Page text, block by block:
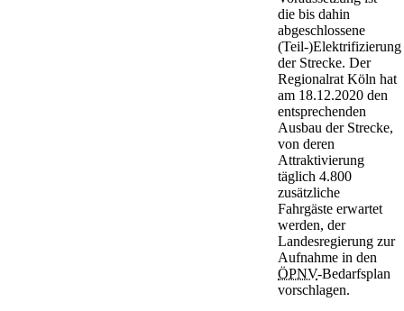
die bis dahin
abgeschlossene
(Teil-)Elektrifizierung
der Strecke. Der
Regionalrat Köln hat
am 18.12.2020 den
entsprechenden
Ausbau der Strecke,
von deren
Attraktivierung
täglich 4.800
zusätzliche
Fahrgäste erwartet
werden, der
Landesregierung zur
Aufnahme in den
ÖPNV-Bedarfsplan
vorschlagen.